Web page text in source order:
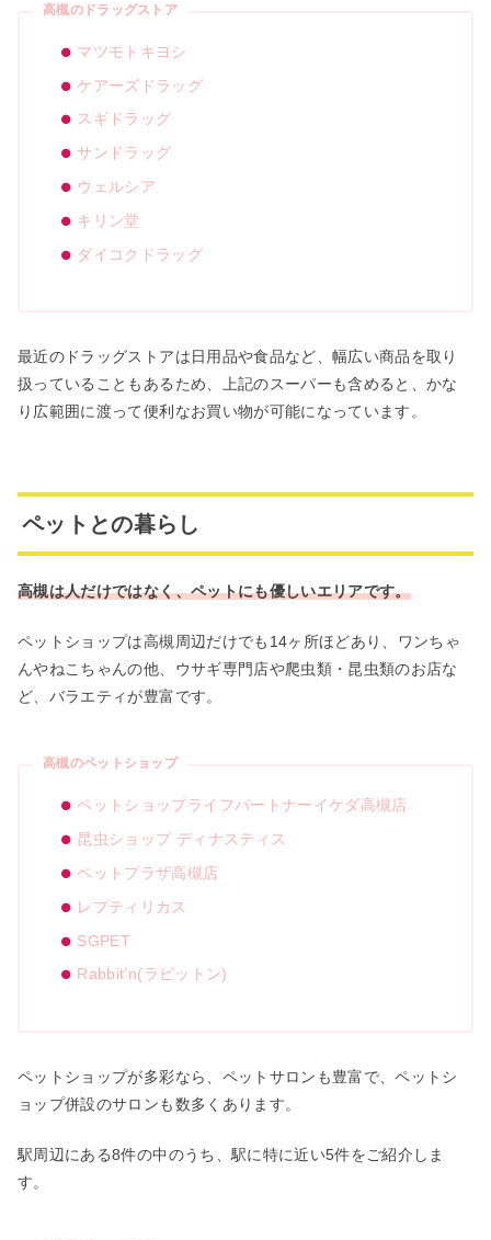
高槻のドラッグストア
マツモトキヨシ
ケアーズドラッグ
スギドラッグ
サンドラッグ
ウェルシア
キリン堂
ダイコクドラッグ
最近のドラッグストアは日用品や食品など、幅広い商品を取り
扱っていることもあるため、上記のスーパーも含めると、かな
り広範囲に渡って便利なお買い物が可能になっています。
ペットとの暮らし
高槻は人だけではなく、ペットにも優しいエリアです。
ペットショップは高槻周辺だけでも14ヶ所ほどあり、ワンちゃ
んやねこちゃんの他、ウサギ専門店や爬虫類・昆虫類のお店な
ど、バラエティが豊富です。
高槻のペットショップ
ペットショップライフパートナーイケダ高槻店
昆虫ショップ ディナスティス
ペットプラザ高槻店
レプティリカス
SGPET
Rabbit’n(ラビットン)
ペットショップが多彩なら、ペットサロンも豊富で、ペットシ
ョップ併設のサロンも数多くあります。
駅周辺にある8件の中のうち、駅に特に近い5件をご紹介しま
す。